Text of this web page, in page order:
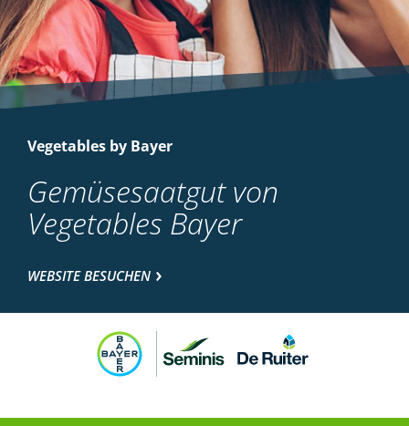
Vegetables by Bayer
Gemüsesaatgut von
Vegetables Bayer
WEBSITE BESUCHEN